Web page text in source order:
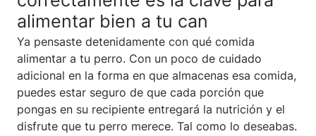
alimentar bien a tu can
Ya pensaste detenidamente con qué comida
alimentar a tu perro. Con un poco de cuidado
adicional en la forma en que almacenas esa comida,
puedes estar seguro de que cada porción que
pongas en su recipiente entregará la nutrición y el
disfrute que tu perro merece. Tal como lo deseabas.